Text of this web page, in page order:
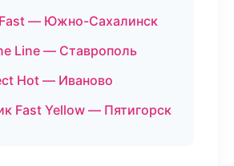
— Южно-Сахалинск
Line — Ставрополь
Hot — Иваново
Fast Yellow — Пятигорск